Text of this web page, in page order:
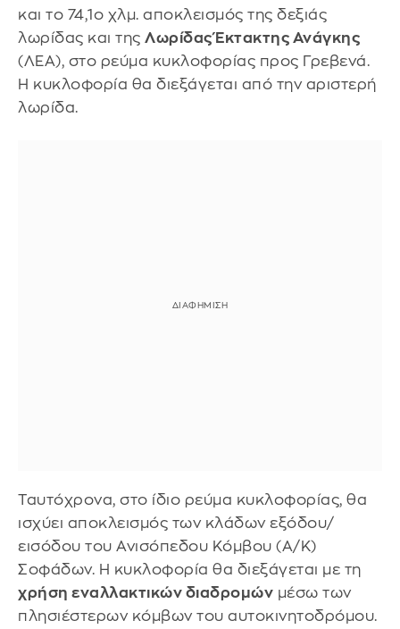
και το 74,1ο χλμ. αποκλεισμός της δεξιάς
λωρίδας και της Λωρίδας Έκτακτης Ανάγκης
(ΛΕΑ), στο ρεύμα κυκλοφορίας προς Γρεβενά.
Η κυκλοφορία θα διεξάγεται από την αριστερή
λωρίδα.
Ταυτόχρονα, στο ίδιο ρεύμα κυκλοφορίας, θα
ισχύει αποκλεισμός των κλάδων εξόδου/
εισόδου του Ανισόπεδου Κόμβου (Α/Κ)
Σοφάδων. Η κυκλοφορία θα διεξάγεται με τη
χρήση εναλλακτικών διαδρομών μέσω των
πλησιέστερων κόμβων του αυτοκινητοδρόμου.